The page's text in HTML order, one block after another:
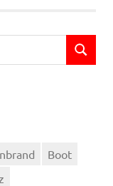
SUCHEN
Boot